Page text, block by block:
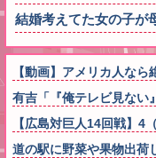
結婚考えてた女の子が
【動画】アメリカ人な
有吉「『俺テレビ見ない
【広島対巨人14回戦】
道の駅に野菜や果物出荷